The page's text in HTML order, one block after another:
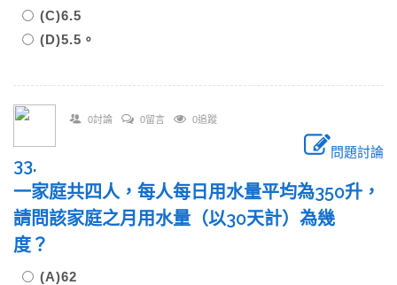
(C)6.5
(D)5.5。
0討論 0留言 0追蹤
問題討論
33.
一家庭共四人，每人每日用水量平均為350升，
請問該家庭之月用水量（以30天計）為幾
度？
(A)62